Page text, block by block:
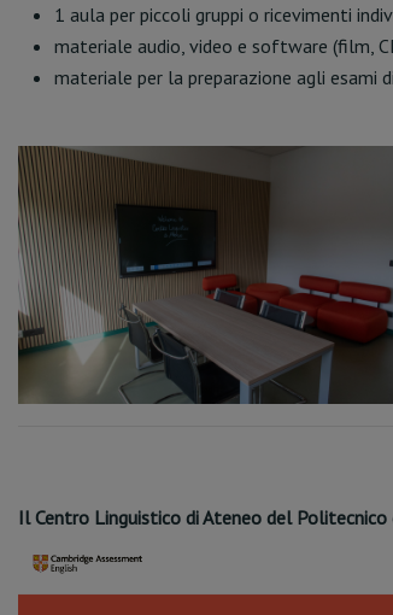
1 aula per piccoli gruppi o ricevimenti
materiale audio, video e software (film,
materiale per la preparazione agli esami
Il Centro Linguistico di Ateneo del Politecnico